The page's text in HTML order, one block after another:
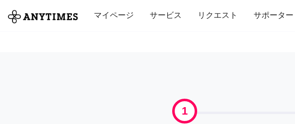
マイページ サービス リクエスト サポーター
全て 修理・組立 家事 引っ越し インテリア
1